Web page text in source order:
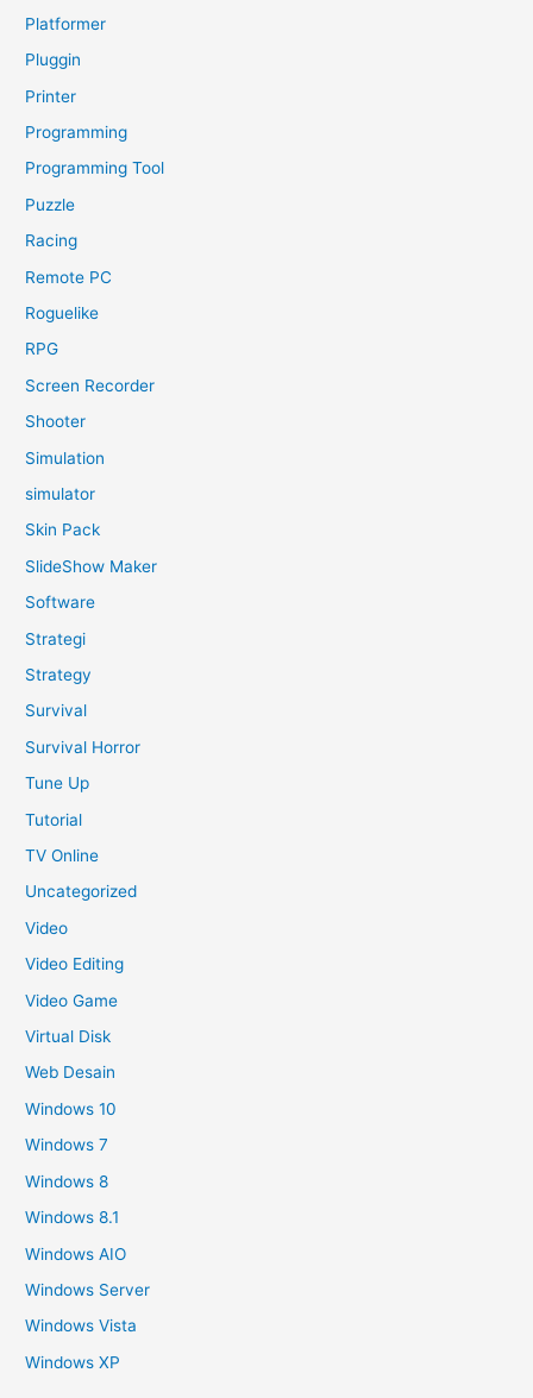
Platformer
Pluggin
Printer
Programming
Programming Tool
Puzzle
Racing
Remote PC
Roguelike
RPG
Screen Recorder
Shooter
Simulation
simulator
Skin Pack
SlideShow Maker
Software
Strategi
Strategy
Survival
Survival Horror
Tune Up
Tutorial
TV Online
Uncategorized
Video
Video Editing
Video Game
Virtual Disk
Web Desain
Windows 10
Windows 7
Windows 8
Windows 8.1
Windows AIO
Windows Server
Windows Vista
Windows XP